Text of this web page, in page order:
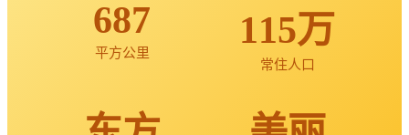
687
平方公里
115万
常住人口